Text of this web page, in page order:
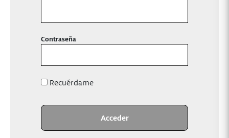
Contraseña
Recuérdame